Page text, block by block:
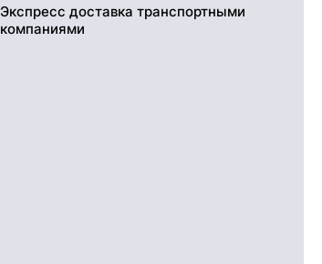
Экспресс доставка транспортными
компаниями